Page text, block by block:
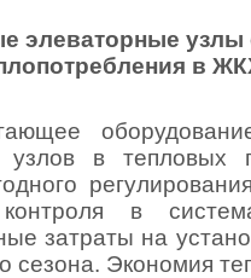
элеваторные
в
узлов в тепловых
в
затраты на
сезона. Экономия